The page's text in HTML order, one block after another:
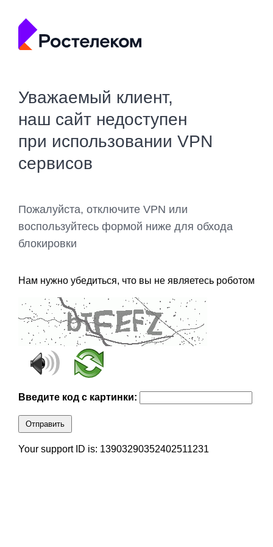
Уважаемый клиент,
наш сайт недоступен
при использовании VPN
сервисов
Пожалуйста, отключите VPN или
воспользуйтесь формой ниже для обхода
блокировки
Нам нужно убедиться, что вы не являетесь роботом
Введите код с картинки:
Отправить
Your support ID is: 13903290352402511231